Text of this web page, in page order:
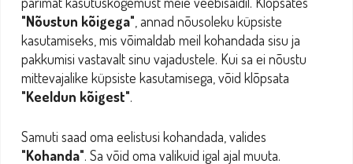
"Nõustun kõigega" , annad nõusoleku küpsiste
kasutamiseks, mis võimaldab meil kohandada sisu ja
pakkumisi vastavalt sinu vajadustele. Kui sa ei nõustu
mittevajalike küpsiste kasutamisega, võid klõpsata
"Keeldun kõigest"
Samuti saad oma eelistusi kohandada, valides
"Kohanda" . Sa võid oma valikuid igal ajal muuta.
Omega-3 Total, õli,
200 ml
29,00
Omega-3 Vegan, õli,
100 ml
LISA KORVI